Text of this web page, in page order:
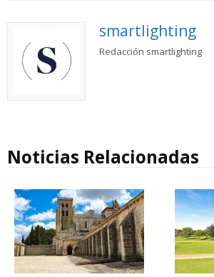
smartlighting
Redacción smartlighting
Noticias Relacionadas